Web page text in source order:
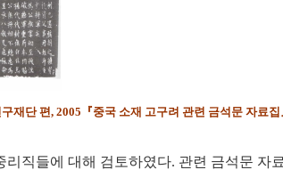
재단 편, 2005『중국 소재 고구려 관련 금석문 자료집
리직들에 대해 검토하였다. 관련 금석문